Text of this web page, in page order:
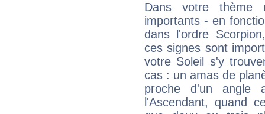
Dans votre thème
importants - en
dans l'ordre
ces signes sont
votre Soleil s'y
cas : un amas de
proche d'un
l'Ascendant, quand